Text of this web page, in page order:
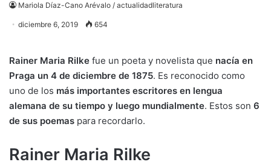
Mariola Díaz-Cano Arévalo / actualidadliteratura
diciembre 6, 2019 654
Rainer Maria Rilke fue un poeta y novelista que nacía en
Praga un 4 de diciembre de 1875. Es reconocido como
uno de los más importantes escritores en lengua
alemana de su tiempo y luego mundialmente. Estos son 6
de sus poemas para recordarlo.
Rainer Maria Rilke